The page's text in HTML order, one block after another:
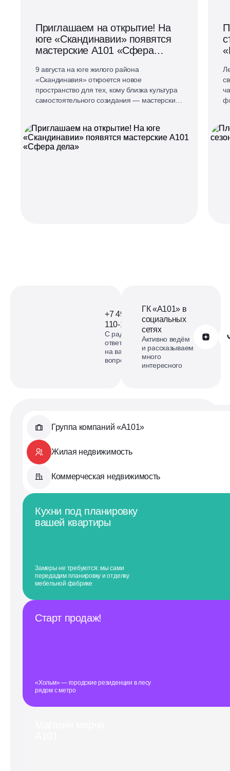
Приглашаем на открытие! На
юге «Скандинавии» появятся
мастерские А101 «Сфера
9 августа на юге жилого района
«Скандинавия» откроется новое
пространство для тех, кому близка культура
самостоятельного созидания — мастерские
+7 499
110-18-73
С радостью
ответим
на ваши
вопросы
Обратиться в А101
ГК «А101» в
социальных
сетях
Активно ведём
и рассказываем
много
интересного
Группа компаний «А101»
Жилая недвижимость
Коммерческая недвижимость
Кухни под планировку
вашей квартиры
Замеры не требуются: мы сами
передадим планировку и отделку
мебельной фабрике
Старт продаж!
«Хольм» — городские резиденции в лесу
рядом с метро